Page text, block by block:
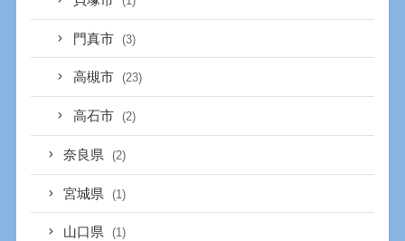
門真市 (3)
高槻市 (23)
高石市 (2)
奈良県 (2)
宮城県 (1)
山口県 (1)